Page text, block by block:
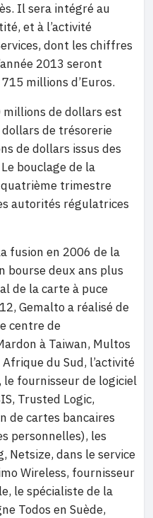
Il sera intégré au
et à l’activité
dont les chiffres
2013 seront
millions d’Euros.
millions de dollars est
de trésorerie
de dollars issus des
bouclage de la
trimestre
autorités régulatrices
fusion en 2006 de la
bourse deux ans plus
de la carte à puce
Gemalto a réalisé de
centre de
à Taiwan, Multos
du Sud, l’activité
le fournisseur de logiciel
Trusted Logic,
de cartes bancaires
personnelles), les
Netsize, dans le service
Wireless, fournisseur
le spécialiste de la
Todos en Suède,